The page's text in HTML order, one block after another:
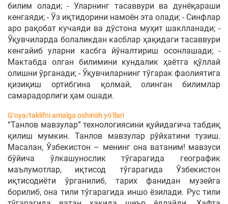
билим олади; - Уларнинг тасаввури ва дунёқараши
кенгаяди; - Ўз иқтидорини намоён эта олади; - Синфлар
аро рақобат кучаяди ва дўстона муҳит шаклланади; -
Ўқувчиларда болаликдан касблар ҳақидаги тасаввури
кенгайиб уларни касбга йўналтириш осонлашади; -
Мактабда олган билимини кундалик ҳаётга қўллай
олишни ўрганади; - Ўқувчиларнинг тўгарак фаолиятига
қизиқиш ортибгина қолмай, олинган билимлар
самарадорлиги ҳам ошади.
Gʻoya/taklifni amalga oshirish yoʻllari
“Танлов мавзулар” технологиясини қуйидагича табдиқ
қилиш мумкин. Танлов мавзулар рўйхатини тузиш.
Масалан, Ўзбекистон – менинг она ватаним! мавзуси
бўйича ўлкашунослик тўгарагида географик
маълумотлар, иқтисод тўгарагида Ўзбекистон
иқтисодиёти ўрганилиб, тарих фанидан музейга
борилиб, она тили тўгарагида иншо ёзилади. Рус тили